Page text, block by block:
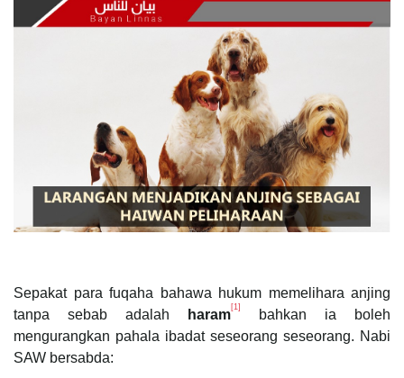
Sepakat para fuqaha bahawa hukum memelihara anjing
tanpa sebab adalah
haram[1]
bahkan ia boleh
mengurangkan pahala ibadat seseorang seseorang. Nabi
SAW bersabda: